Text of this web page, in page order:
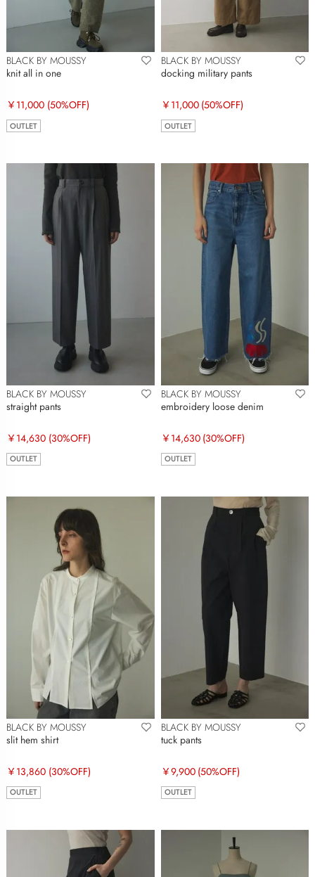
BLACK BY MOUSSY
knit all in one
￥11,000 (50%OFF)
OUTLET
BLACK BY MOUSSY
docking military pants
￥11,000 (50%OFF)
OUTLET
BLACK BY MOUSSY
straight pants
￥14,630 (30%OFF)
OUTLET
BLACK BY MOUSSY
embroidery loose denim
￥14,630 (30%OFF)
OUTLET
BLACK BY MOUSSY
slit hem shirt
￥13,860 (30%OFF)
OUTLET
BLACK BY MOUSSY
tuck pants
￥9,900 (50%OFF)
OUTLET